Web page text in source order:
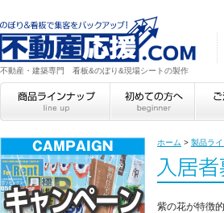
不動産・建築専門 看板&のぼり&現場シートの製作
ホーム > 製品ラ
紫の花が特徴